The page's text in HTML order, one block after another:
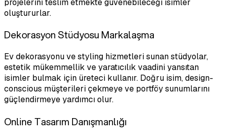
projelerini teslim etmekte güvenebileceği isimler
oluştururlar.
Dekorasyon Stüdyosu Markalaşma
Ev dekorasyonu ve styling hizmetleri sunan stüdyolar,
estetik mükemmellik ve yaratıcılık vaadini yansıtan
isimler bulmak için üreteci kullanır. Doğru isim, design-
conscious müşterileri çekmeye ve portföy sunumlarını
güçlendirmeye yardımcı olur.
Online Tasarım Danışmanlığı